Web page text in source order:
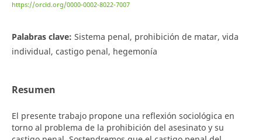
https://orcid.org/0000-0002-8022-7007
Palabras clave: Sistema penal, prohibición de matar, vida
individual, castigo penal, hegemonía
Resumen
El presente trabajo propone una reflexión sociológica en
torno al problema de la prohibición del asesinato y su